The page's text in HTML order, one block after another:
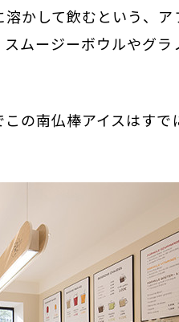
かして飲むという、
ムージーボウルやグラ
の南仏棒アイスはすで